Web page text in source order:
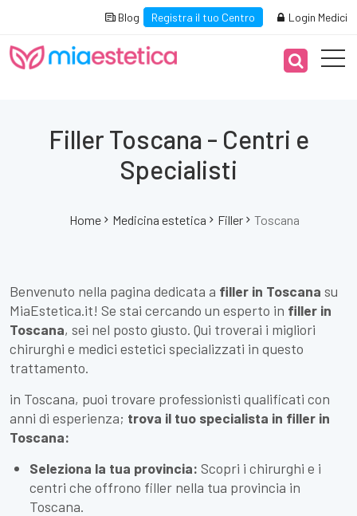
Blog Registra il tuo Centro Login Medici
Filler Toscana - Centri e
Specialisti
Home Medicina estetica Filler Toscana
Benvenuto nella pagina dedicata a filler in Toscana su
MiaEstetica.it! Se stai cercando un esperto in filler in
Toscana, sei nel posto giusto. Qui troverai i migliori
chirurghi e medici estetici specializzati in questo
trattamento.
in Toscana, puoi trovare professionisti qualificati con
anni di esperienza; trova il tuo specialista in filler in
Toscana:
Seleziona la tua provincia: Scopri i chirurghi e i
centri che offrono filler nella tua provincia in
Toscana.